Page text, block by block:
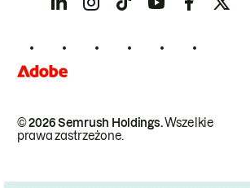
© 2026 Semrush Holdings.Wszelkie
prawa zastrzeżone.